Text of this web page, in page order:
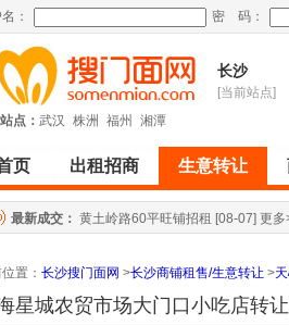
： 密 码：
长沙
[当前站点]
站点： 武汉 株洲 福州 湘潭
页 出租招商 生意转让
最新成交： 黄土岭路60平旺铺招租 [08-07] 更多
位置 ： 长沙搜门面网 >长沙商铺租售/生意转让 >
星城农贸市场大门口小吃店转让